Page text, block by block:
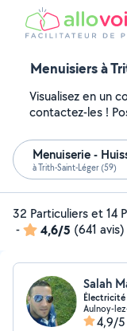
Menuisiers à
Visualisez en un
contactez-les !
Menuiserie -
à Trith-Saint-Léger (59)
32 Particuliers et 14
-
4,6/5 (641 avis)
Salah
Électricité
Aulnoy-
4,9/5